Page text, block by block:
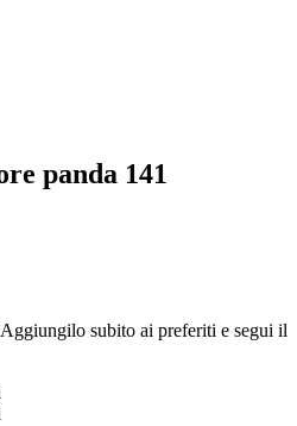
panda 141
subito ai preferiti e segui il